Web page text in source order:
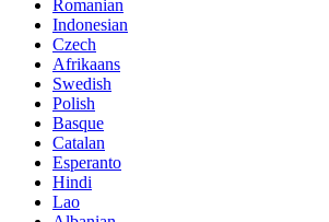
Romanian
Indonesian
Czech
Afrikaans
Swedish
Polish
Basque
Catalan
Esperanto
Hindi
Lao